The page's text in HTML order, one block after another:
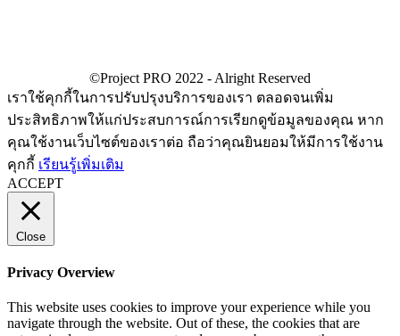
เราใช้คุกกี้ในการปรับปรุงบริการของเรา ตลอดจนเพิ่ม
ประสิทธิภาพให้แก่ประสบการณ์การเรียกดูข้อมูลของคุณ หาก
คุณใช้งานเว็บไซต์ของเราต่อ ถือว่าคุณยินยอมให้มีการใช้งาน
คุกกี้ เรียนรู้เพิ่มเติม
ACCEPT
Close
Privacy Overview
This website uses cookies to improve your experience while you
navigate through the website. Out of these, the cookies that are